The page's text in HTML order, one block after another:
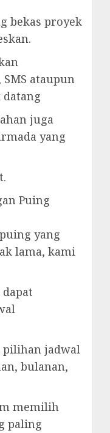
bekas proyek
ataupun
juga
yang
Puing
yang
lama, kami
pilihan jadwal
bulanan,
memilih
paling